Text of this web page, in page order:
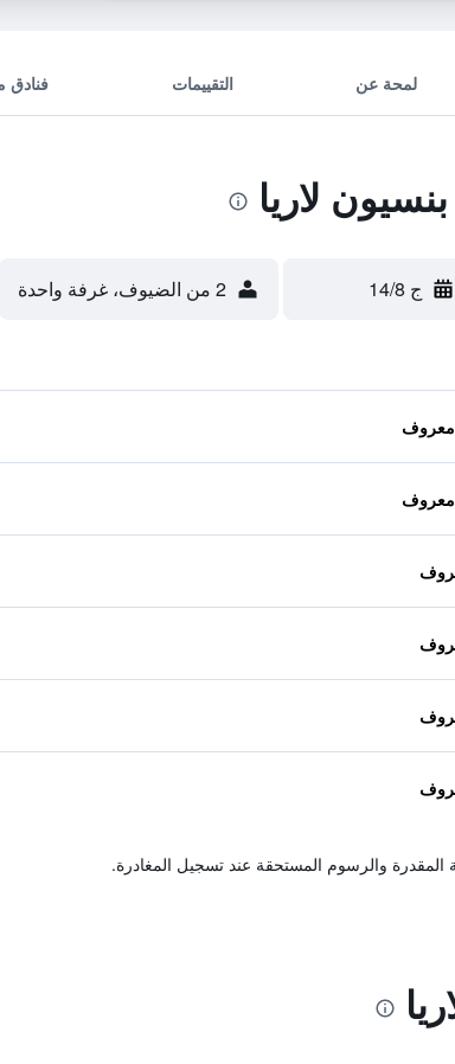
لمحة عن التقييمات فنادق
لاريا
ج 14/8 2 من الضيوف، غرفة واحدة
والرسوم المستحقة عند تسجيل المغادرة.